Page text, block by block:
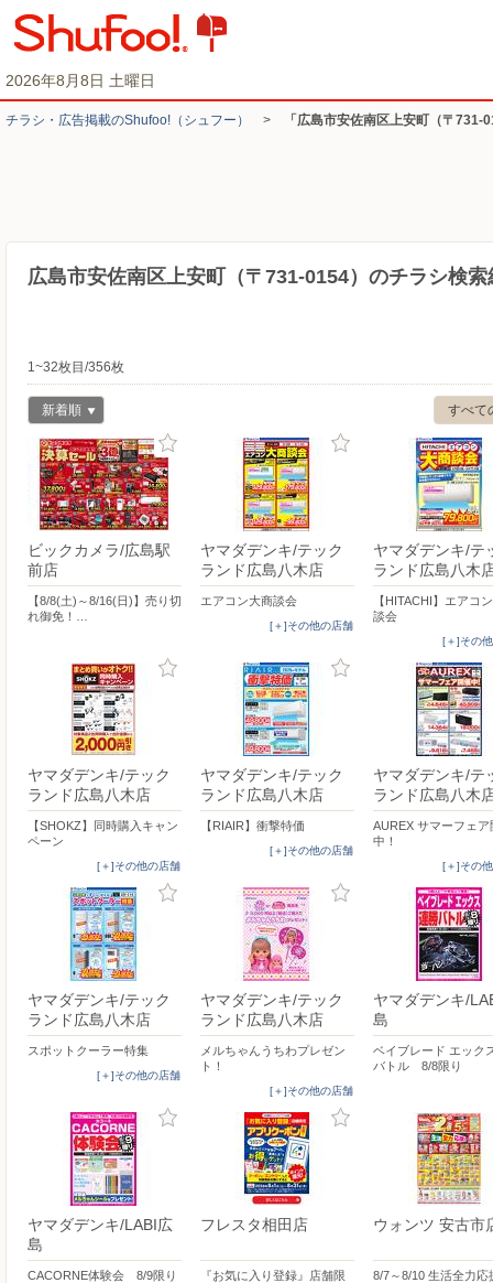
2026年8月8日 土曜日
チラシ・​広告掲載の​Shufoo!​（シュフー） > 「広島市安佐南区上安町（〒731-
広島市安佐南区上安町（〒731-0154）のチラシ検索
1~32枚目/356枚
すべて
新着順
ビックカメラ/広島駅
前店
【8/8(土)～8/16(日)】売り切
れ御免！…
ヤマダデンキ/テック
ランド広島八木店
エアコン大商談会
[＋]その他の店舗
ヤマダデンキ/テ
ランド広島八木
【HITACHI】エアコ
談会
[＋]その
ヤマダデンキ/テック
ランド広島八木店
【SHOKZ】同時購入キャン
ペーン
[＋]その他の店舗
ヤマダデンキ/テック
ランド広島八木店
【RIAIR】衝撃特価
[＋]その他の店舗
ヤマダデンキ/テ
ランド広島八木
AUREX サマーフェア
中！
[＋]その
ヤマダデンキ/テック
ランド広島八木店
スポットクーラー特集
[＋]その他の店舗
ヤマダデンキ/テック
ランド広島八木店
メルちゃんうちわプレゼン
ト！
[＋]その他の店舗
ヤマダデンキ/
島
ベイブレード エック
バトル 8/8限り
ヤマダデンキ/LABI広
島
CACORNE体験会 8/9限り
フレスタ相田店
『お気に入り登録』店舗限
ウォンツ 安古市
8/7～8/10 生活全力応